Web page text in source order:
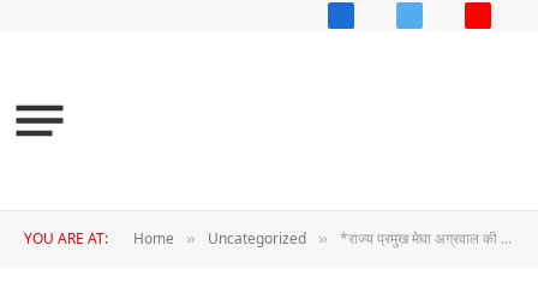
FacebookX
YOU ARE AT: Home » Uncategorized » *राज्य प्रमुख मेघा अग्रवाल की विशेष खबर-* पीएम जनमन योजना: जिले के पहाड़ी कोरवा, बिरहोर ग्रामों में विशेष शिविर का आयोजन